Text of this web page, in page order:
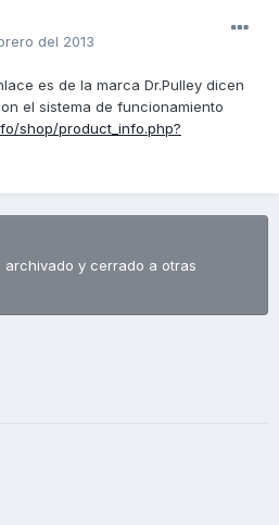
del 2013
es de la marca Dr.Pulley dicen
el sistema de funcionamiento
shop/product_info.php?
archivado y cerrado a otras